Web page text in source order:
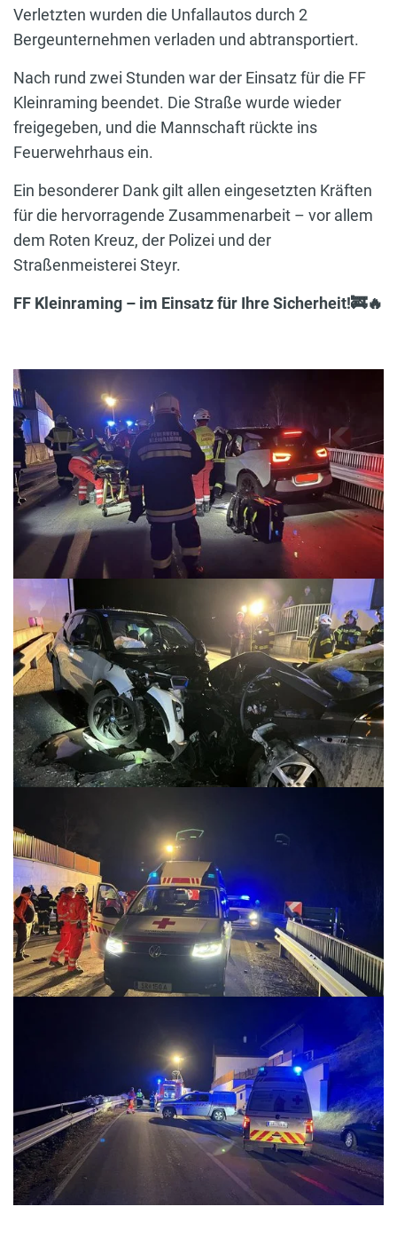
Verletzten wurden die Unfallautos durch 2
Bergeunternehmen verladen und abtransportiert.
Nach rund zwei Stunden war der Einsatz für die FF
Kleinraming beendet. Die Straße wurde wieder
freigegeben, und die Mannschaft rückte ins
Feuerwehrhaus ein.
Ein besonderer Dank gilt allen eingesetzten Kräften
für die hervorragende Zusammenarbeit – vor allem
dem Roten Kreuz, der Polizei und der
Straßenmeisterei Steyr.
FF Kleinraming – im Einsatz für Ihre Sicherheit!🚒🔥